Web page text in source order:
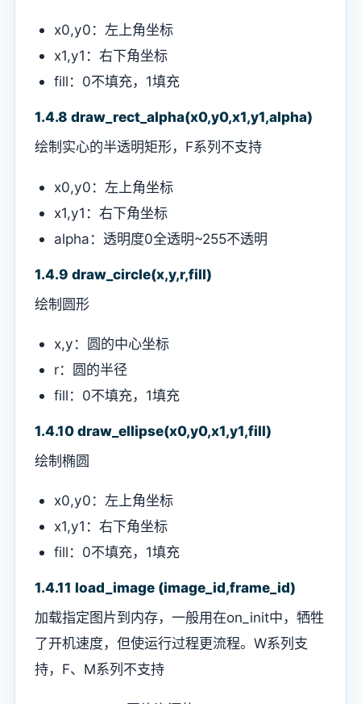
x0,y0：左上角坐标
x1,y1：右下角坐标
fill：0不填充，1填充
1.4.8 draw_rect_alpha(x0,y0,x1,y1,alpha)
绘制实心的半透明矩形，F系列不支持
x0,y0：左上角坐标
x1,y1：右下角坐标
alpha：透明度0全透明~255不透明
1.4.9 draw_circle(x,y,r,fill)
绘制圆形
x,y：圆的中心坐标
r：圆的半径
fill：0不填充，1填充
1.4.10 draw_ellipse(x0,y0,x1,y1,fill)
绘制椭圆
x0,y0：左上角坐标
x1,y1：右下角坐标
fill：0不填充，1填充
1.4.11 load_image (image_id,frame_id)
加载指定图片到内存，一般用在on_init中，牺牲
了开机速度，但使运行过程更流程。W系列支
持，F、M系列不支持